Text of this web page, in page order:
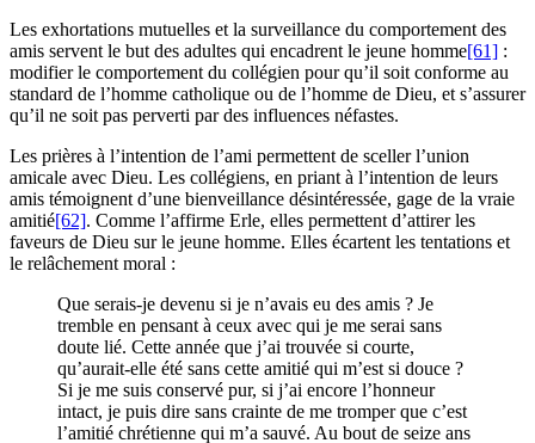
Les exhortations mutuelles et la surveillance du comportement des
amis servent le but des adultes qui encadrent le jeune homme[61] :
modifier le comportement du collégien pour qu’il soit conforme au
standard de l’homme catholique ou de l’homme de Dieu, et s’assurer
qu’il ne soit pas perverti par des influences néfastes.
Les prières à l’intention de l’ami permettent de sceller l’union
amicale avec Dieu. Les collégiens, en priant à l’intention de leurs
amis témoignent d’une bienveillance désintéressée, gage de la vraie
amitié[62]. Comme l’affirme Erle, elles permettent d’attirer les
faveurs de Dieu sur le jeune homme. Elles écartent les tentations et
le relâchement moral :
Que serais-je devenu si je n’avais eu des amis ? Je
tremble en pensant à ceux avec qui je me serai sans
doute lié. Cette année que j’ai trouvée si courte,
qu’aurait-elle été sans cette amitié qui m’est si douce ?
Si je me suis conservé pur, si j’ai encore l’honneur
intact, je puis dire sans crainte de me tromper que c’est
l’amitié chrétienne qui m’a sauvé. Au bout de seize ans